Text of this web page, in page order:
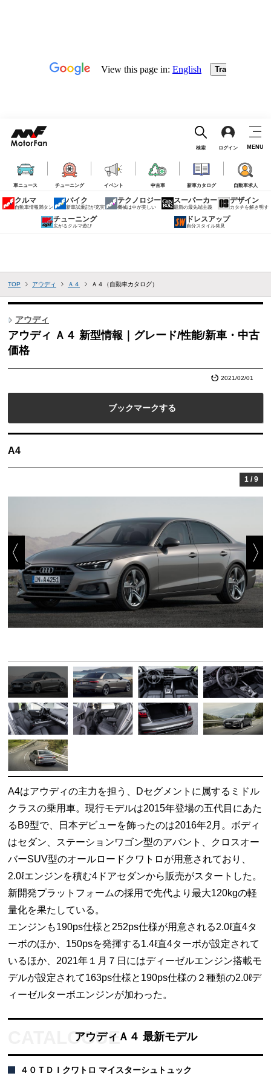
車ニュース チューニング イベント 中古車 新車カタログ 自動車求人
検索 ログイン MENU
クルマ
自動車情報満タン
バイク
新車試乗記が充実
テクノロジー
機械は中が美しい
スーパーカー
最新の最先端主義
デザイン
カタチを解き明す
チューニング
広がるクルマ遊び
ドレスアップ
自分スタイル発見
TOP アウディ Ａ４ Ａ４（自動車カタログ）
アウディ
アウディ Ａ４ 新型情報｜グレード/性能/新車・中古
価格
2021/02/01
ブックマークする
A4
1 /9
A4はアウディの主力を担う、Dセグメントに属するミドル
クラスの乗用車。現行モデルは2015年登場の五代目にあた
るB9型で、日本デビューを飾ったのは2016年2月。ボディ
はセダン、ステーションワゴン型のアバント、クロスオー
バーSUV型のオールロードクワトロが用意されており、
2.0ℓエンジンを積む4ドアセダンから販売がスタートした。
新開発プラットフォームの採用で先代より最大120kgの軽
量化を果たしている。
エンジンも190ps仕様と252ps仕様が用意される2.0ℓ直4タ
ーボのほか、150psを発揮する1.4ℓ直4ターボが設定されて
いるほか、2021年１月７日にはディーゼルエンジン搭載モ
デルが設定されて163ps仕様と190ps仕様の２種類の2.0ℓデ
ィーゼルターボエンジンが加わった。
アウディＡ４ 最新モデル
４０ＴＤＩクワトロ マイスターシュトュック